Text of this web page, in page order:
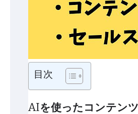
目次
AIを使ったコンテン